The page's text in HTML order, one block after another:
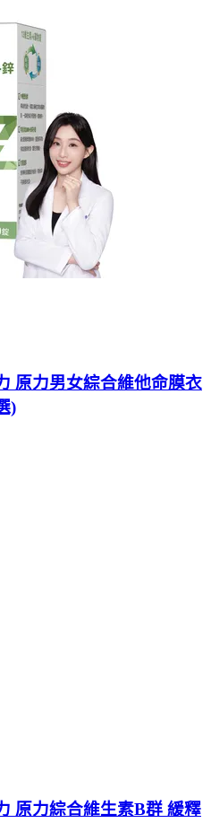
原力男女綜合維他命膜衣
)
原力綜合維生素B群 緩釋